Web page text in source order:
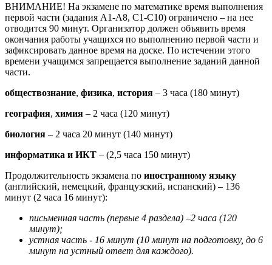
ВНИМАНИЕ! На экзамене по математике время выполнения
первой части (задания А1-А8, С1-С10) ограничено – на нее
отводится 90 минут. Организатор должен объявить время
окончания работы учащихся по выполнению первой части и
зафиксировать данное время на доске. По истечении этого
времени учащимся запрещается выполнение заданий данной
части.
обществознание, физика, история – 3 часа (180 минут)
география, химия – 2 часа (120 минут)
биология – 2 часа 20 минут (140 минут)
информатика и ИКТ – (2,5 часа 150 минут)
Продолжительность экзамена по иностранному языку
(английский, немецкий, французский, испанский) – 136
минут (2 часа 16 минут):
письменная часть (первые 4 раздела) –2 часа (120
минут);
устная часть - 16 минут (10 минут на подготовку, до 6
минут на устный ответ для каждого).